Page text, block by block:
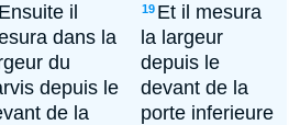
Ensuite il
dans la
du
depuis le
de la
19 Et il mesura
la largeur
depuis le
devant de la
porte inferieure